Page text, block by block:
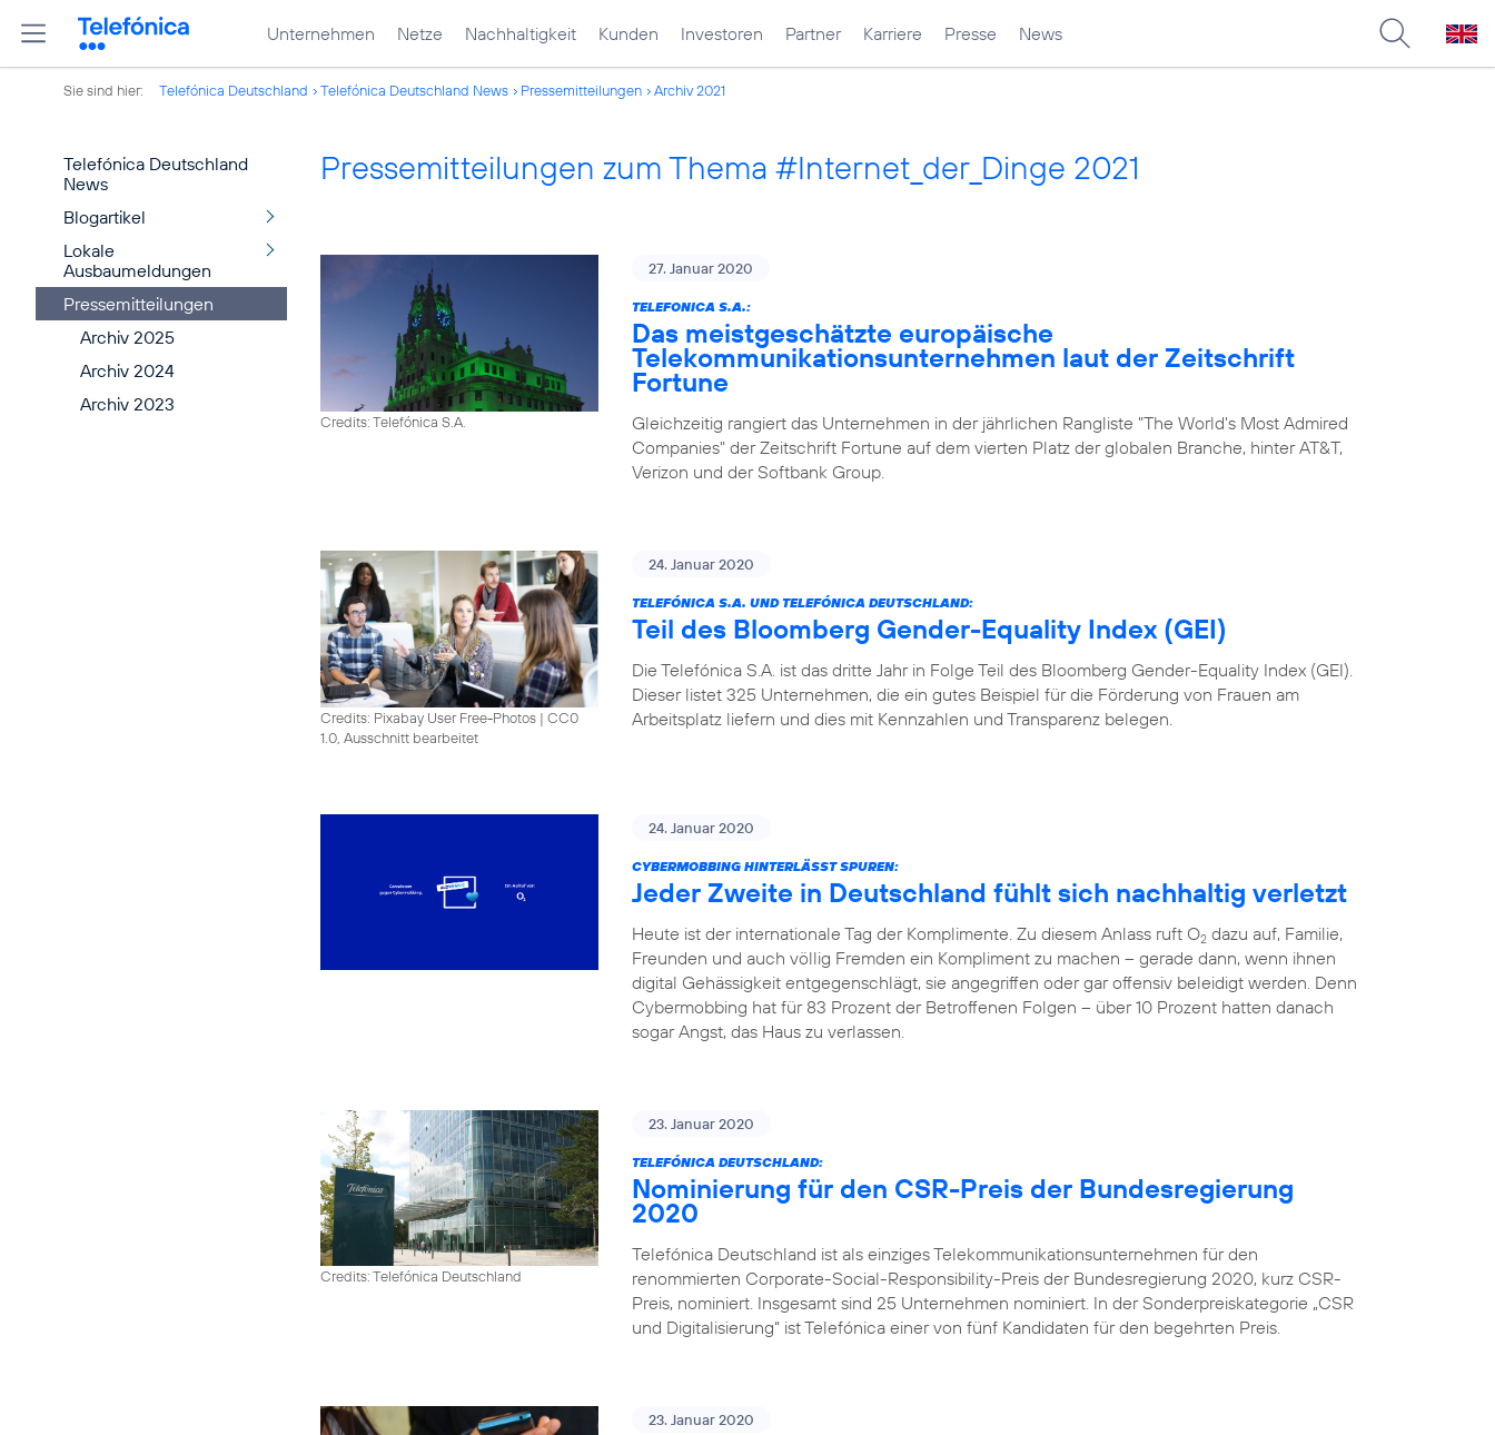
Unternehmen Netze Nachhaltigkeit Kunden Investoren Partner Karriere Presse News
Sie sind hier: Telefónica Deutschland Telefónica Deutschland News Pressemitteilungen Archiv 2021
Telefónica Deutschland
News
Blogartikel
Lokale
Ausbaumeldungen
Pressemitteilungen
Archiv 2025
Archiv 2024
Archiv 2023
Pressemitteilungen zum Thema #Internet_der_Dinge 2021
Credits: Telefónica S.A.
27. Januar 2020
TELEFONICA S.A.:
Das meistgeschätzte europäische
Telekommunikationsunternehmen laut der Zeitschrift
Fortune
Gleichzeitig rangiert das Unternehmen in der jährlichen Rangliste "The World's Most Admired
Companies" der Zeitschrift Fortune auf dem vierten Platz der globalen Branche, hinter AT&T,
Verizon und der Softbank Group.
Credits: Pixabay User Free-Photos | CC0
1.0, Ausschnitt bearbeitet
24. Januar 2020
TELEFÓNICA S.A. UND TELEFÓNICA DEUTSCHLAND:
Teil des Bloomberg Gender-Equality Index (GEI)
Die Telefónica S.A. ist das dritte Jahr in Folge Teil des Bloomberg Gender-Equality Index (GEI).
Dieser listet 325 Unternehmen, die ein gutes Beispiel für die Förderung von Frauen am
Arbeitsplatz liefern und dies mit Kennzahlen und Transparenz belegen.
24. Januar 2020
CYBERMOBBING HINTERLÄSST SPUREN:
Jeder Zweite in Deutschland fühlt sich nachhaltig verletzt
Heute ist der internationale Tag der Komplimente. Zu diesem Anlass ruft O2 dazu auf, Familie,
Freunden und auch völlig Fremden ein Kompliment zu machen – gerade dann, wenn ihnen
digital Gehässigkeit entgegenschlägt, sie angegriffen oder gar offensiv beleidigt werden. Denn
Cybermobbing hat für 83 Prozent der Betroffenen Folgen – über 10 Prozent hatten danach
sogar Angst, das Haus zu verlassen.
Credits: Telefónica Deutschland
23. Januar 2020
TELEFÓNICA DEUTSCHLAND:
Nominierung für den CSR-Preis der Bundesregierung
2020
Telefónica Deutschland ist als einziges Telekommunikationsunternehmen für den
renommierten Corporate-Social-Responsibility-Preis der Bundesregierung 2020, kurz CSR-
Preis, nominiert. Insgesamt sind 25 Unternehmen nominiert. In der Sonderpreiskategorie „CSR
und Digitalisierung“ ist Telefónica einer von fünf Kandidaten für den begehrten Preis.
23. Januar 2020